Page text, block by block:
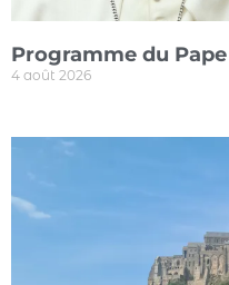
Programme du
4 août 2026